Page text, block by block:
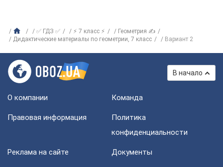
✅ ГДЗ ✅ ⚡ 7 класс ⚡
Геометрия ✍
Дидактические материалы по геометрии, 7 класс
Вариант 2
В начало
О компании Команда
Правовая информация
Политика
конфиденциальности
Реклама на сайте Документы